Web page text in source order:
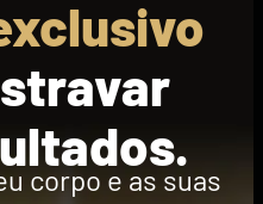
corpo e as suas